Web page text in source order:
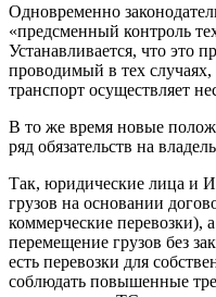
Одновременно
«предсменный контроль
Устанавливается, что это
проводимый в тех
транспорт осуществляет
В то же время новые
ряд обязательств на
Так, юридические лица и
грузов на основании
коммерческие перевозки),
перемещение грузов без
есть перевозки для
соблюдать повышенные